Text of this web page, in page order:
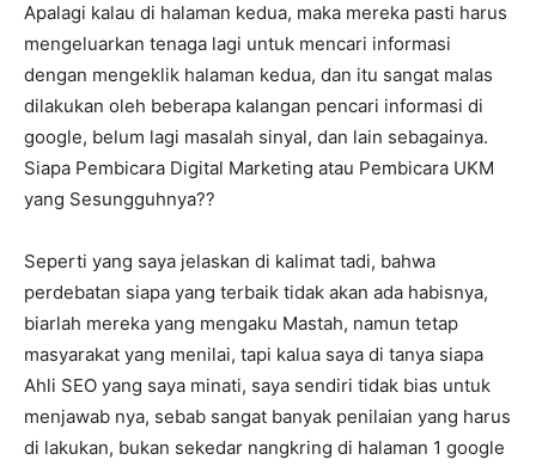
Apalagi kalau di halaman kedua, maka mereka pasti harus
mengeluarkan tenaga lagi untuk mencari informasi
dengan mengeklik halaman kedua, dan itu sangat malas
dilakukan oleh beberapa kalangan pencari informasi di
google, belum lagi masalah sinyal, dan lain sebagainya.
Siapa Pembicara Digital Marketing atau Pembicara UKM
yang Sesungguhnya??
Seperti yang saya jelaskan di kalimat tadi, bahwa
perdebatan siapa yang terbaik tidak akan ada habisnya,
biarlah mereka yang mengaku Mastah, namun tetap
masyarakat yang menilai, tapi kalua saya di tanya siapa
Ahli SEO yang saya minati, saya sendiri tidak bias untuk
menjawab nya, sebab sangat banyak penilaian yang harus
di lakukan, bukan sekedar nangkring di halaman 1 google